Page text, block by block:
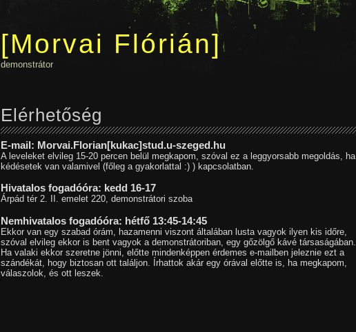
Morvai Flórián
demonstrátor
Elérhetőség
E-mail: Morvai.Florian[kukac]stud.u-szeged.hu
A leveleket elvileg 15-20 percen belül megkapom, szóval ez a leggyorsabb megoldás, ha
kédésetek van valamivel (főleg a gyakorlattal :) ) kapcsolatban.
Hivatalos fogadóóra: kedd 16-17
Árpád tér 2. II. emelet 220, demonstrátori szoba
Nemhivatalos fogadóóra: hétfő 13:45-14:45
Ekkor van egy szabad órám, hazamenni viszont általában lusta vagyok ilyen kis időre,
szóval elvileg ekkor is bent vagyok a demonstrátoriban, egy gőzölgő kávé társaságában.
Ha valaki ekkor szeretne jönni, előtte mindenképpen érdemes e-mailben jeleznie ezt a
szándékát, hogy biztosan ott találjon. Írhattok akár egy órával előtte is, ha megkapom,
válaszolok, és ott leszek.